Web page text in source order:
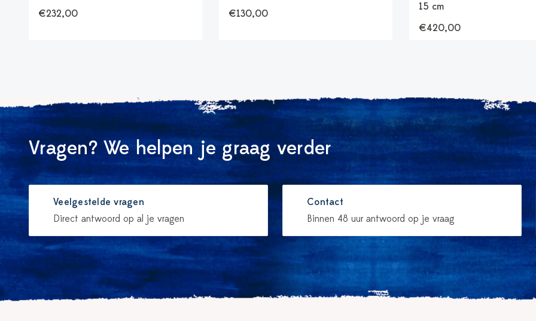
€232,00
€130,00
15 cm
€420,00
Vragen? We helpen je graag verder
Veelgestelde vragen
Direct antwoord op al je vragen
Contact
Binnen 48 uur antwoord op je vraag